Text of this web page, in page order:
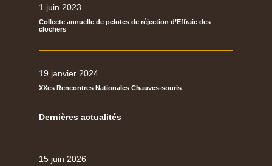
1 juin 2023
Collecte annuelle de pelotes de réjection d’Effraie des
clochers
19 janvier 2024
XXes Rencontres Nationales Chauves-souris
Dernières actualités
15 juin 2026